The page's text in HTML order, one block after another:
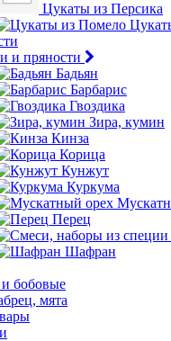
Цукаты из Персика
и пряности
Бадьян
Барбарис
Гвоздика
Зира, кумин
Кинза
Корица
Кунжут
Куркума
Перец
Шафран
бобовые
мята